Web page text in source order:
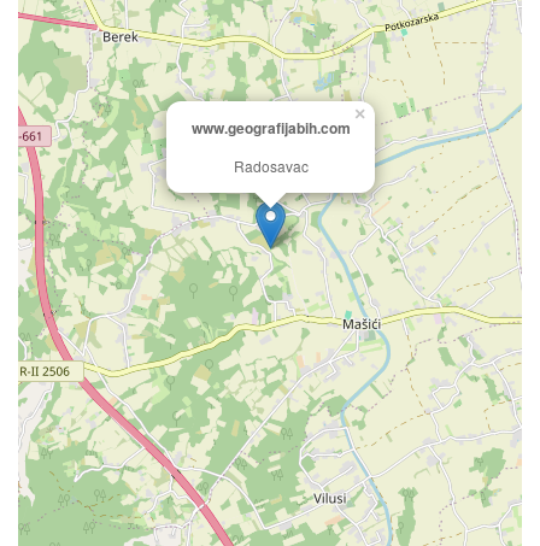
www.geografijabih.com
Radosavac
×